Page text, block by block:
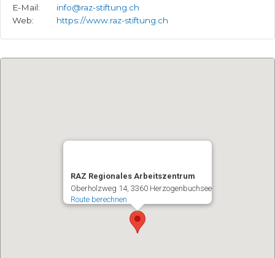
E-Mail:
info@raz-stiftung.ch
Web:
https://www.raz-stiftung.ch
RAZ Regionales Arbeitszentrum
Oberholzweg 14 3360 Herzogenbuchsee
Route berechnen